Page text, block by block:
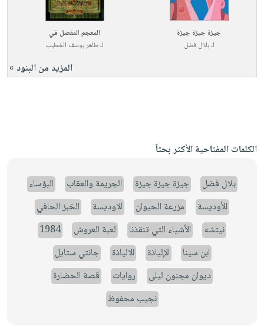
جيزة جيزة جيزة
لـبلال فضل
المعجم المفصل في
لـطاهر يوسف الخطيب
المزيد من البنود »
الكلمات المفتاحية الأكثر بحثاً
بلال فضل جيزة جيزة جيزة الجريمة والعقاب
البؤساء
الأوديسة
مزرعة الحيوان الاوديسة
الخبز الحافي
نيتشه
الأشياء التي تنقذنا لعبة العروش
1984
ابن سينا
الإلياذة الالياذة
جانتي ستايل
ديوان مجنون ليلى
روايات
قصة الحضارة
نجيب محفوظ